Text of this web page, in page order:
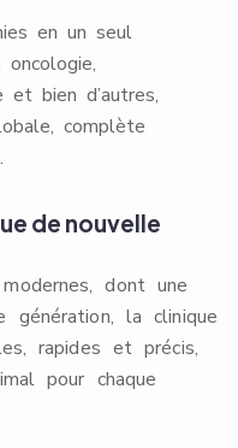
en un seul
oncologie,
et bien d’autres,
complète
de nouvelle
dont une
la clinique
rapides et précis,
pour chaque